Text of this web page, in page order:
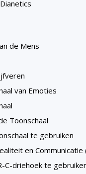
de Mens
van Emoties
Toonschaal
te gebruiken
en Communicatie
C-driehoek te